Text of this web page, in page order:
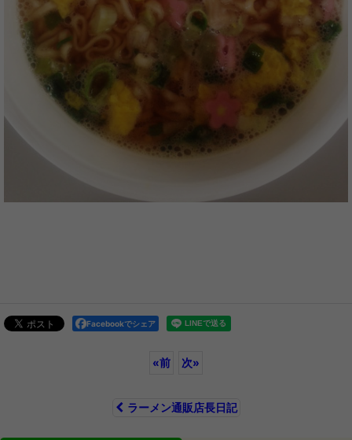
Facebookでシェア
«前 次»
ラーメン通販店長日記